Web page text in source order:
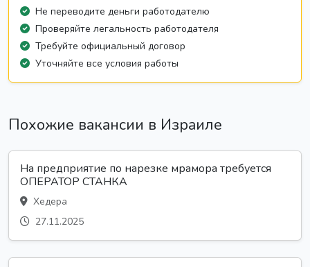
Не переводите деньги работодателю
Проверяйте легальность работодателя
Требуйте официальный договор
Уточняйте все условия работы
Похожие вакансии в Израиле
На предприятие по нарезке мрамора требуется
ОПЕРАТОР СТАНКА
Хедера
27.11.2025